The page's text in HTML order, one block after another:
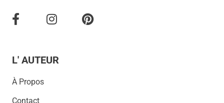
L' AUTEUR
À Propos
Contact